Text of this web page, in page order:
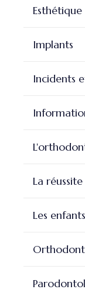
Implants
Incidents
La
Les